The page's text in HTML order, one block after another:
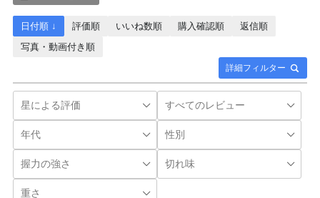
詳細フィルター
日付順 ↓ 評価順 いいね数順 購入確認順
返信順
写真・動画付き順